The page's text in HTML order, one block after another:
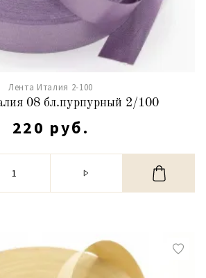
Лента Италия 2-100
08 бл.пурпурный 2/100
220 руб.